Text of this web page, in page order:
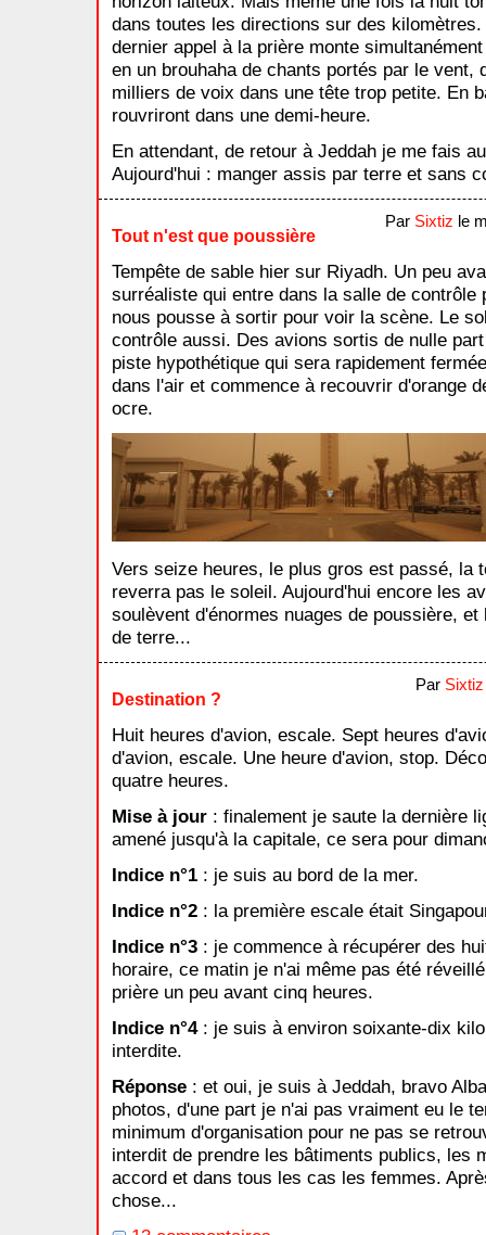
dans toutes les directions sur des
dernier appel à la prière monte
en un brouhaha de chants portés par le vent,
milliers de voix dans une tête trop petite. En
rouvriront dans une demi-heure.
En attendant, de retour à Jeddah je me fais
Aujourd'hui : manger assis par terre et sans
Tout n'est que poussière
Par Sixtiz le
Tempête de sable hier sur Riyadh. Un peu
surréaliste qui entre dans la salle de contrôle
nous pousse à sortir pour voir la scène. Le
contrôle aussi. Des avions sortis de nulle
piste hypothétique qui sera rapidement
dans l'air et commence à recouvrir d'orange
ocre.
Vers seize heures, le plus gros est passé, la
reverra pas le soleil. Aujourd'hui encore les
soulèvent d'énormes nuages de poussière,
de terre...
Destination ?
Par Sixtiz
Huit heures d'avion, escale. Sept heures
d'avion, escale. Une heure d'avion, stop.
quatre heures.
Mise à jour : finalement je saute la dernière
amené jusqu'à la capitale, ce sera pour
Indice n°1 : je suis au bord de la mer.
Indice n°2 : la première escale était
Indice n°3 : je commence à récupérer des
horaire, ce matin je n'ai même pas été
prière un peu avant cinq heures.
Indice n°4: je suis à environ soixante-dix
interdite.
Réponse : et oui, je suis à Jeddah, bravo
photos, d'une part je n'ai pas vraiment eu le
minimum d'organisation pour ne pas se
interdit de prendre les bâtiments publics, les
accord et dans tous les cas les femmes.
chose...